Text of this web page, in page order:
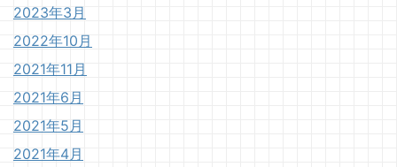
2023年3月
2022年10月
2021年11月
2021年6月
2021年5月
2021年4月